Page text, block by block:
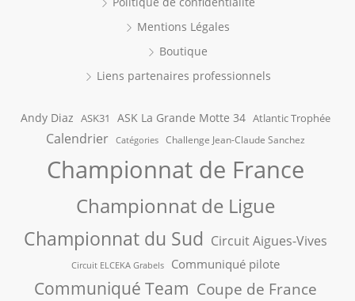
Mentions Légales
Boutique
Liens partenaires professionnels
Andy Diaz ASK31 ASK La Grande Motte 34 Atlantic Trophée
Calendrier Catégories Challenge Jean-Claude Sanchez
Championnat de France
Championnat de Ligue
Championnat du Sud Circuit Aigues-Vives
Circuit ELCEKA Grabels Communiqué pilote
Communiqué Team Coupe de France